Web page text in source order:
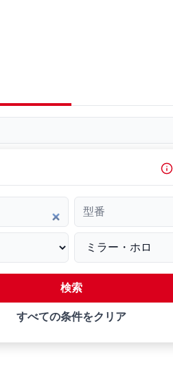
型番
検索
すべての条件をクリア